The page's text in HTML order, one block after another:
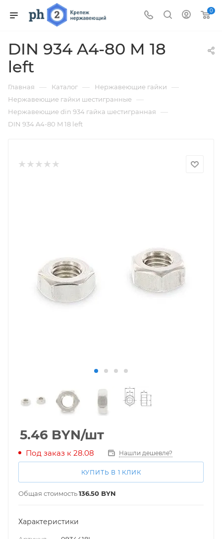
0
DIN 934 A4-80 M 18
left
Главная — Каталог — Нержавеющие гайки —
Нержавеющие гайки шестигранные —
Нержавеющие din 934 гайка шестигранная —
DIN 934 A4-80 M 18 left
5.46 BYN/шт
Под заказ к 28.08 Нашли дешевле?
КУПИТЬ В 1 КЛИК
Общая стоимость136.50 BYN
Характеристики